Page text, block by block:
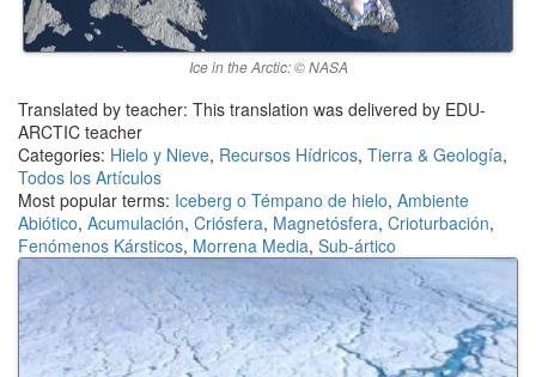
Ice in the Arctic: © NASA
Translated by teacher: This translation was delivered by EDU-
ARCTIC teacher
Categories: Hielo y Nieve, Recursos Hídricos, Tierra & Geología,
Todos los Artículos
Most popular terms: Iceberg o Témpano de hielo, Ambiente
Abiótico, Acumulación, Criósfera, Magnetósfera, Crioturbación,
Fenómenos Kársticos, Morrena Media, Sub-ártico